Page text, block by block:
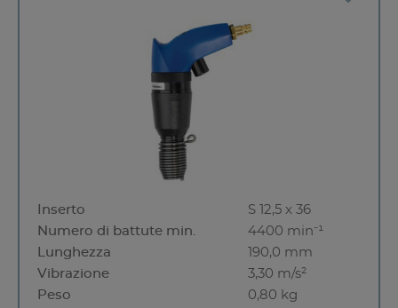
Inserto
S 12,5 x 36
Numero di battute min.
4400 min⁻¹
Lunghezza
190,0 mm
Vibrazione
3,30 m/s²
Peso
0,80 kg